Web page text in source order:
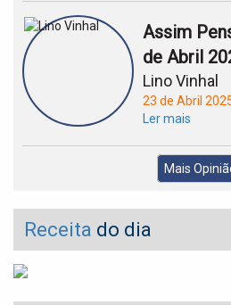
Assim
de Abril
Lino Vinhal
23 de Abril
Ler mais
Mais
Receita do dia